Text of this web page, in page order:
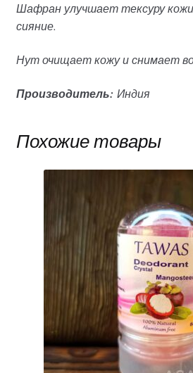
Шафран улучшает тексуру
сияние.
Нут очищает кожу и снимает
Производитель: Индия
Похожие товары